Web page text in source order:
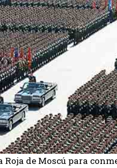
de Moscú para